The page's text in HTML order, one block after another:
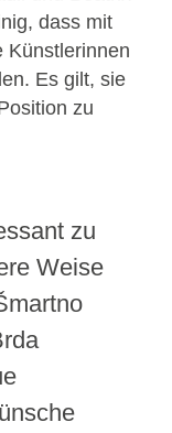
dass mit
Künstlerinnen
Es gilt, sie
zu
zu
Weise